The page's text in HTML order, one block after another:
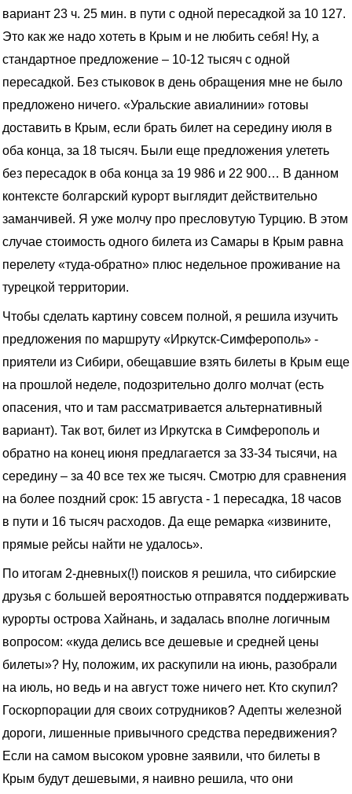
вариант 23 ч. 25 мин. в пути с одной пересадкой за 10 127.
Это как же надо хотеть в Крым и не любить себя! Ну, а
стандартное предложение – 10-12 тысяч с одной
пересадкой. Без стыковок в день обращения мне не было
предложено ничего. «Уральские авиалинии» готовы
доставить в Крым, если брать билет на середину июля в
оба конца, за 18 тысяч. Были еще предложения улететь
без пересадок в оба конца за 19 986 и 22 900… В данном
контексте болгарский курорт выглядит действительно
заманчивей. Я уже молчу про пресловутую Турцию. В этом
случае стоимость одного билета из Самары в Крым равна
перелету «туда-обратно» плюс недельное проживание на
турецкой территории.
Чтобы сделать картину совсем полной, я решила изучить
предложения по маршруту «Иркутск-Симферополь» -
приятели из Сибири, обещавшие взять билеты в Крым еще
на прошлой неделе, подозрительно долго молчат (есть
опасения, что и там рассматривается альтернативный
вариант). Так вот, билет из Иркутска в Симферополь и
обратно на конец июня предлагается за 33-34 тысячи, на
середину – за 40 все тех же тысяч. Смотрю для сравнения
на более поздний срок: 15 августа - 1 пересадка, 18 часов
в пути и 16 тысяч расходов. Да еще ремарка «извините,
прямые рейсы найти не удалось».
По итогам 2-дневных(!) поисков я решила, что сибирские
друзья с большей вероятностью отправятся поддерживать
курорты острова Хайнань, и задалась вполне логичным
вопросом: «куда делись все дешевые и средней цены
билеты»? Ну, положим, их раскупили на июнь, разобрали
на июль, но ведь и на август тоже ничего нет. Кто скупил?
Госкорпорации для своих сотрудников? Адепты железной
дороги, лишенные привычного средства передвижения?
Если на самом высоком уровне заявили, что билеты в
Крым будут дешевыми, я наивно решила, что они